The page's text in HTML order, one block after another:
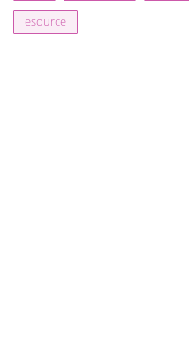
esource